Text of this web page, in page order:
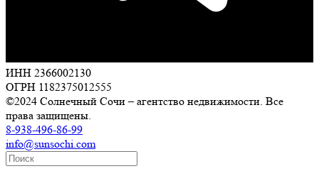
ИНН 2366002130
ОГРН 1182375012555
©2024 Солнечный Сочи – агентство недвижимости. Все
права защищены.
8-938-496-86-99
info@sunsochi.com